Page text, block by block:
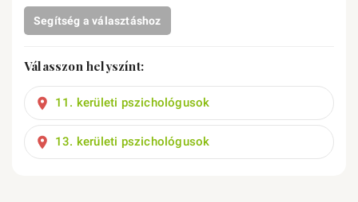
Segítség a választáshoz
Válasszon helyszínt:
11. kerületi pszichológusok
13. kerületi pszichológusok